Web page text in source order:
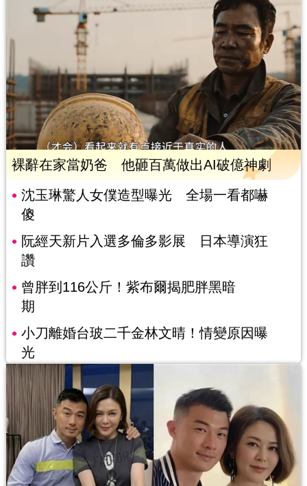
裸辭在家當奶爸 他砸百萬做出AI破億神劇
沈玉琳驚人女僕造型曝光 全場一看都嚇
傻
阮經天新片入選多倫多影展 日本導演狂
讚
曾胖到116公斤！紫布爾揭肥胖黑暗
期
小刀離婚台玻二千金林文晴！情變原因曝
光